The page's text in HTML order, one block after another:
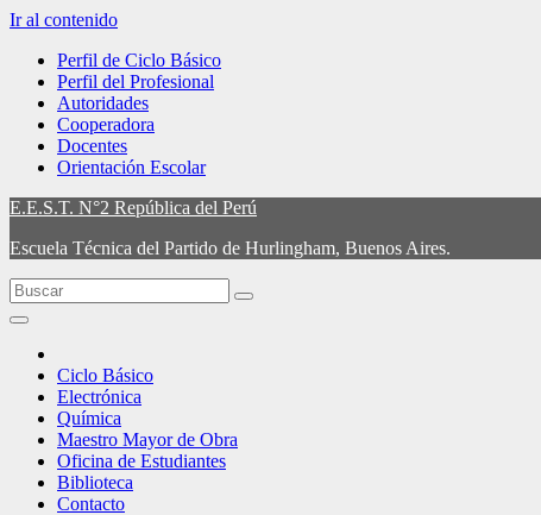
Ir al contenido
Perfil de Ciclo Básico
Perfil del Profesional
Autoridades
Cooperadora
Docentes
Orientación Escolar
E.E.S.T. N°2 República del Perú
Escuela Técnica del Partido de Hurlingham, Buenos Aires.
Ciclo Básico
Electrónica
Química
Maestro Mayor de Obra
Oficina de Estudiantes
Biblioteca
Contacto